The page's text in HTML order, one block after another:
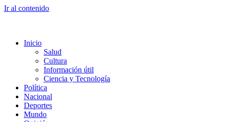
Ir al contenido
Inicio
Salud
Cultura
Información útil
Ciencia y Tecnología
Política
Nacional
Deportes
Mundo